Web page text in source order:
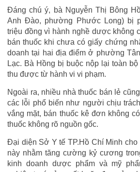
Đáng chú ý, bà Nguyễn Thị Bông
Anh Đào, phường Phước Long) bị
triệu đồng vì hành nghề dược không
bán thuốc khi chưa có giấy chứng
doanh tại hai địa điểm ở phường
Lạc. Bà Hồng bị buộc nộp lại toàn
thu được từ hành vi vi phạm.
Ngoài ra, nhiều nhà thuốc bán lẻ
các lỗi phổ biến như người chịu
vắng mặt, bán thuốc kê đơn không
thuốc không rõ nguồn gốc.
Đại diện Sở Y tế TP.Hồ Chí Minh
này nhằm tăng cường kỷ cương
kinh doanh dược phẩm và mỹ